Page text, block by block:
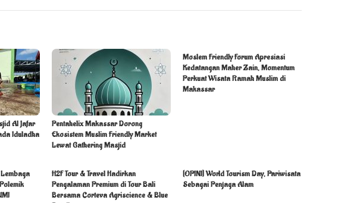
Al Jafar
Iduladha
Pentahelix Makassar Dorong
Ekosistem Muslim Friendly Market
Lewat Gathering Masjid
Moslem Friendly Forum Apresiasi
Kedatangan Maher Zain, Momentum
Perkuat Wisata Ramah Muslim di
Makassar
H2F Tour & Travel Hadirkan
Pengalaman Premium di Tour Bali
Bersama Corteva Agriscience & Blue
[OPINI] World Tourism Day, Pariwisata
Sebagai Penjaga Alam